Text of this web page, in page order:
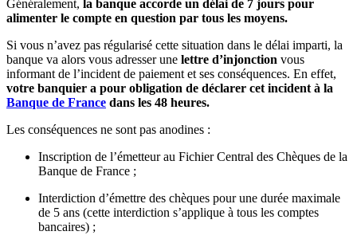
Généralement, la banque accorde un délai de 7 jours pour
alimenter le compte en question par tous les moyens.
Si vous n’avez pas régularisé cette situation dans le délai imparti, la
banque va alors vous adresser une lettre d’injonction vous
informant de l’incident de paiement et ses conséquences. En effet,
votre banquier a pour obligation de déclarer cet incident à la
Banque de France dans les 48 heures.
Les conséquences ne sont pas anodines :
Inscription de l’émetteur au Fichier Central des Chèques de la
Banque de France ;
Interdiction d’émettre des chèques pour une durée maximale
de 5 ans (cette interdiction s’applique à tous les comptes
bancaires) ;